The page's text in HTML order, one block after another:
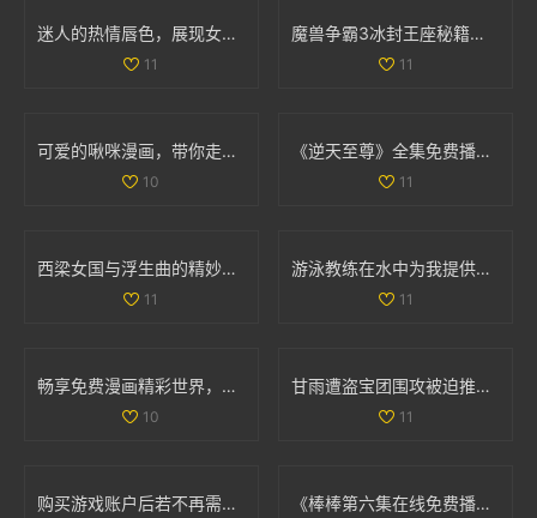
迷人的热情唇色，展现女性独特韵味与魅力
11
魔兽争霸3冰封王座秘籍全解析，助你轻松通关游戏
11
可爱的啾咪漫画，带你走进奇幻的二次元世界
10
《逆天至尊》全集免费播放，尽享精彩剧情和热血冒险之旅
11
西梁女国与浮生曲的精妙连接与创作过程探讨
11
游泳教练在水中为我提供专业指导的精彩瞬间
11
畅享免费漫画精彩世界，轻松进入漫漫漫画入口页面
10
甘雨遭盗宝团围攻被迫推离现场 引发网友热议
11
购买游戏账户后若不再需要，是否可以申请退款 《棒棒第六集在线免费播放方法分享与观看体验》